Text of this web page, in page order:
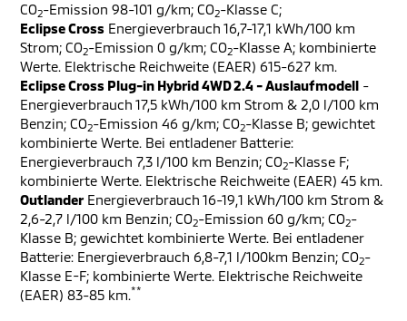
CO2-Emission 98-101 g/km; CO2-Klasse C;
Eclipse Cross Energieverbrauch 16,7-17,1 kWh/100 km
Strom; CO2-Emission 0 g/km; CO2-Klasse A; kombinierte
Werte. Elektrische Reichweite (EAER) 615-627 km.
Eclipse Cross Plug-in Hybrid 4WD 2.4 - Auslaufmodell -
Energieverbrauch 17,5 kWh/100 km Strom & 2,0 l/100 km
Benzin; CO2-Emission 46 g/km; CO2-Klasse B; gewichtet
kombinierte Werte. Bei entladener Batterie:
Energieverbrauch 7,3 l/100 km Benzin; CO2-Klasse F;
kombinierte Werte. Elektrische Reichweite (EAER) 45 km.
Outlander Energieverbrauch 16-19,1 kWh/100 km Strom &
2,6-2,7 l/100 km Benzin; CO2-Emission 60 g/km; CO2-
Klasse B; gewichtet kombinierte Werte. Bei entladener
Batterie: Energieverbrauch 6,8-7,1 l/100km Benzin; CO2-
Klasse E-F; kombinierte Werte. Elektrische Reichweite
(EAER) 83-85 km.**